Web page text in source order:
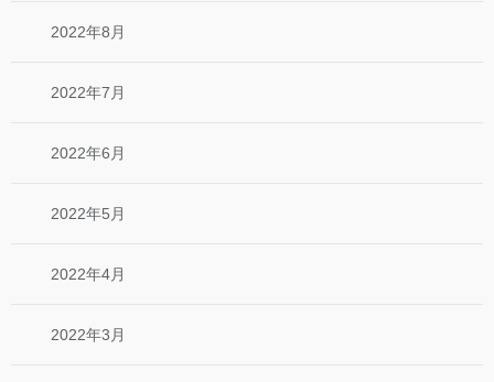
2022年8月
2022年7月
2022年6月
2022年5月
2022年4月
2022年3月